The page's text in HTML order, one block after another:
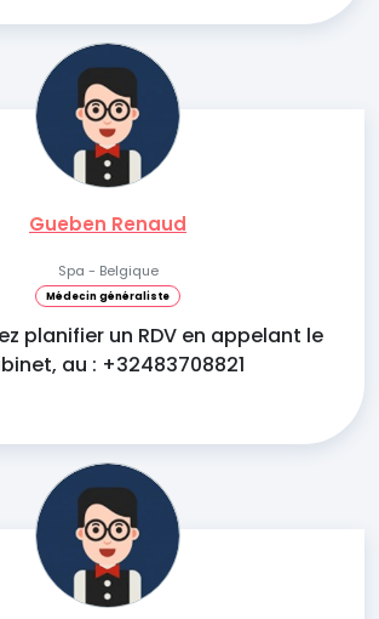
Gueben Renaud
Spa - Belgique
Médecin généraliste
planifier un RDV en appelant le
au : +32483708821